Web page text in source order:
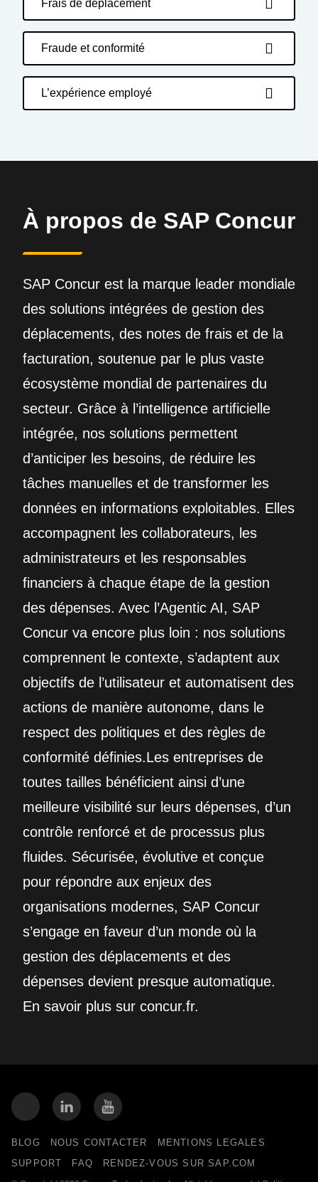
Frais de déplacement
Fraude et conformité
L’expérience employé
À propos de SAP Concur
SAP Concur est la marque leader mondiale
des solutions intégrées de gestion des
déplacements, des notes de frais et de la
facturation, soutenue par le plus vaste
écosystème mondial de partenaires du
secteur. Grâce à l’intelligence artificielle
intégrée, nos solutions permettent
d’anticiper les besoins, de réduire les
tâches manuelles et de transformer les
données en informations exploitables. Elles
accompagnent les collaborateurs, les
administrateurs et les responsables
financiers à chaque étape de la gestion
des dépenses. Avec l’Agentic AI, SAP
Concur va encore plus loin : nos solutions
comprennent le contexte, s’adaptent aux
objectifs de l’utilisateur et automatisent des
actions de manière autonome, dans le
respect des politiques et des règles de
conformité définies.Les entreprises de
toutes tailles bénéficient ainsi d’une
meilleure visibilité sur leurs dépenses, d’un
contrôle renforcé et de processus plus
fluides. Sécurisée, évolutive et conçue
pour répondre aux enjeux des
organisations modernes, SAP Concur
s’engage en faveur d’un monde où la
gestion des déplacements et des
dépenses devient presque automatique.
En savoir plus sur concur.fr.
BLOG NOUS CONTACTER
MENTIONS LEGALES
SUPPORT
FAQ RENDEZ-VOUS SUR SAP.COM